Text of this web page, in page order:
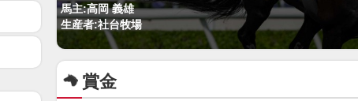
馬主:高岡 義雄
生産者:社台牧場
賞金